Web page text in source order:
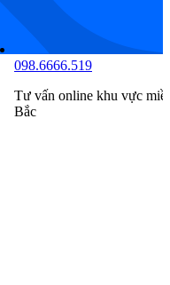
098.6666.519
Tư vấn online khu vực
Bắc